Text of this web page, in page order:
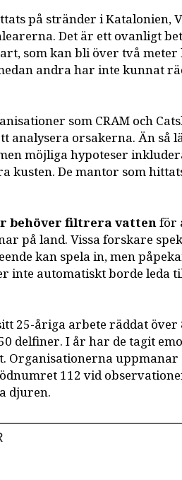
på stränder i Katalonien,
Det är ett ovanligt
som kan bli över två meter
andra har inte kunnat
som CRAM och
analysera orsakerna. Än så
möjliga hypoteser
kusten. De mantor som
behöver filtrera vattenför
på land. Vissa forskare
kan spela in, men
inte automatiskt borde leda
25-åriga arbete räddat över
delfiner. I år har de tagit
Organisationerna
112 vid
djuren.